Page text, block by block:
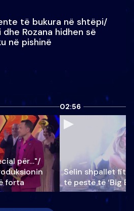
të bukura në shtëpi/
dhe Rozana hidhen së
në pishinë
për…"/
forta
02:56
Selin shpallet
të pestë të ‘Big